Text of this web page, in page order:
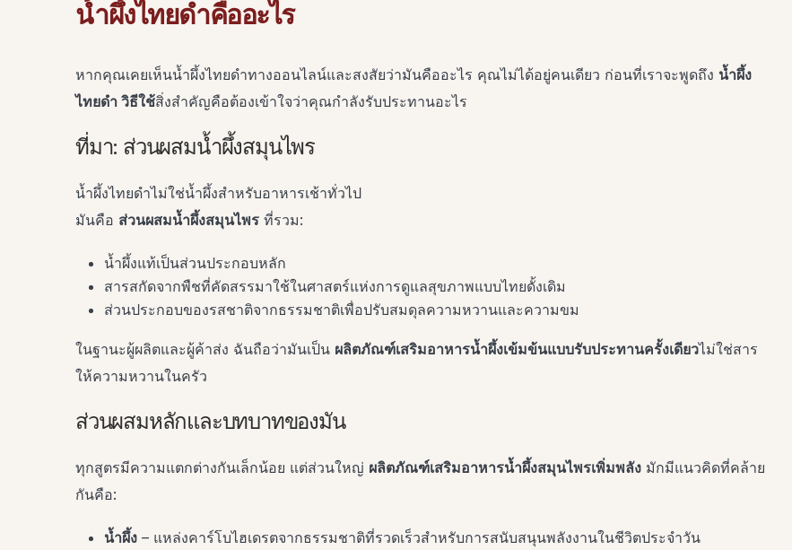
น้ำผึ้งไทยดำคืออะไร
หากคุณเคยเห็นน้ำผึ้งไทยดำทางออนไลน์และสงสัยว่ามันคืออะไร คุณไม่ได้อยู่คนเดียว ก่อนที่เราจะพูดถึง น้ำผึ้ง
ไทยดำ วิธีใช้สิ่งสำคัญคือต้องเข้าใจว่าคุณกำลังรับประทานอะไร
ที่มา: ส่วนผสมน้ำผึ้งสมุนไพร
น้ำผึ้งไทยดำไม่ใช่น้ำผึ้งสำหรับอาหารเช้าทั่วไป
มันคือ ส่วนผสมน้ำผึ้งสมุนไพร ที่รวม:
น้ำผึ้งแท้เป็นส่วนประกอบหลัก
สารสกัดจากพืชที่คัดสรรมาใช้ในศาสตร์แห่งการดูแลสุขภาพแบบไทยดั้งเดิม
ส่วนประกอบของรสชาติจากธรรมชาติเพื่อปรับสมดุลความหวานและความขม
ในฐานะผู้ผลิตและผู้ค้าส่ง ฉันถือว่ามันเป็น ผลิตภัณฑ์เสริมอาหารน้ำผึ้งเข้มข้นแบบรับประทานครั้งเดียวไม่ใช่สาร
ให้ความหวานในครัว
ส่วนผสมหลักและบทบาทของมัน
ทุกสูตรมีความแตกต่างกันเล็กน้อย แต่ส่วนใหญ่ ผลิตภัณฑ์เสริมอาหารน้ำผึ้งสมุนไพรเพิ่มพลัง มักมีแนวคิดที่คล้าย
กันคือ:
น้ำผึ้ง – แหล่งคาร์โบไฮเดรตจากธรรมชาติที่รวดเร็วสำหรับการสนับสนุนพลังงานในชีวิตประจำวัน